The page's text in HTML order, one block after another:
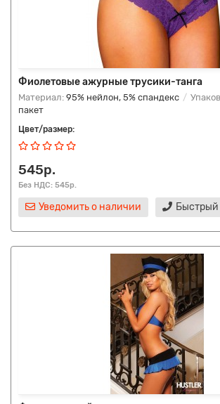
Фиолетовые ажурные трусики-танга
Материал: 95% нейлон, 5% спандекс
пакет
Цвет/размер:
545р.
Без НДС: 545р.
Уведомить о наличии Быстрый